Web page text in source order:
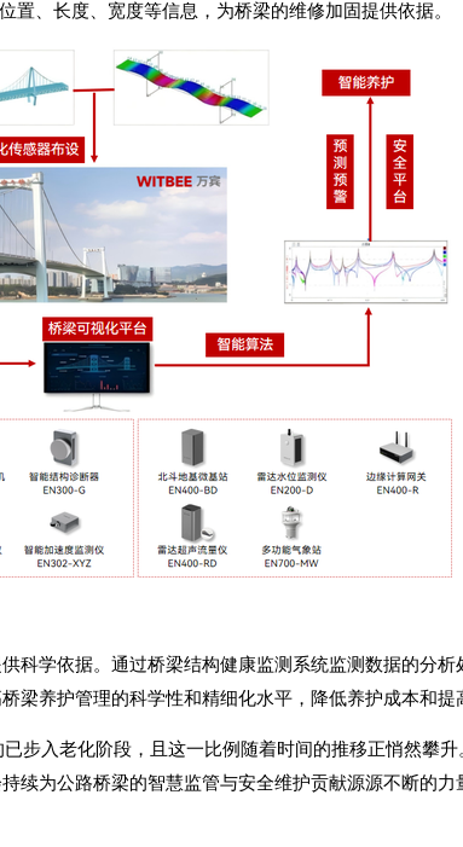
、长度、宽度等信息，为桥梁的维修加固提供依据。
科学依据。通过桥梁结构健康监测系统监测数据的分析
养护管理的科学性和精细化水平，降低养护成本和提
步入老化阶段，且这一比例随着时间的推移正悄然攀
为公路桥梁的智慧监管与安全维护贡献源源不断的力